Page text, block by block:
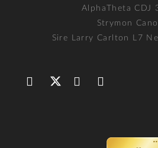
AlphaTheta CDJ
Strymon
Sire Larry Carlton L7